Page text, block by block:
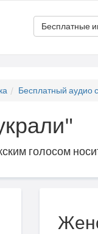
Бесплатные
Бесплатный аудио
голосом